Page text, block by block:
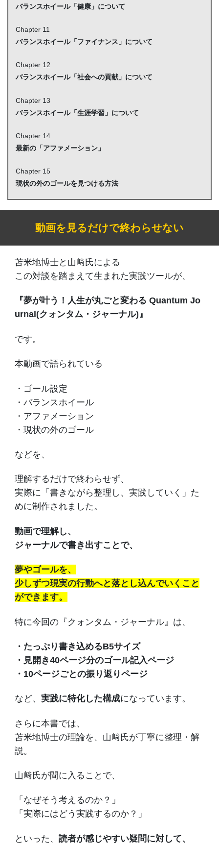
バランスホイール「健康」について
Chapter 11
バランスホイール「ファイナンス」について
Chapter 12
バランスホイール「社会への貢献」について
Chapter 13
バランスホイール「生涯学習」について
Chapter 14
最新の「アファメーション」
Chapter 15
現状の外のゴールを見つける方法
動画を見るだけで終わらせない
苫米地博士と山﨑氏による
この対談を踏まえて生まれた実践ツールが、
『夢が叶う！人生が丸ごと変わる Quantum Jo
urnal(クォンタム・ジャーナル)』
です。
本動画で語られている
・ゴール設定
・バランスホイール
・アファメーション
・現状の外のゴール
などを、
理解するだけで終わらせず、
実際に「書きながら整理し、実践していく」た
めに制作されました。
動画で理解し、
ジャーナルで書き出すことで、
夢やゴールを、
少しずつ現実の行動へと落とし込んでいくこと
ができます。
特に今回の『クォンタム・ジャーナル』は、
・たっぷり書き込めるB5サイズ
・見開き40ページ分のゴール記入ページ
・10ページごとの振り返りページ
など、 実践に特化した構成になっています。
さらに本書では、
苫米地博士の理論を、山﨑氏が丁寧に整理・解
説。
山﨑氏が間に入ることで、
「なぜそう考えるのか？」
「実際にはどう実践するのか？」
といった、 読者が感じやすい疑問に対して、